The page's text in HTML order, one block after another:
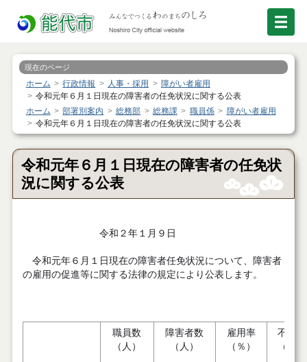
現在のページ
ホーム 行政情報 人事・採用
障がい者雇用
令和元年６月１日現在の障害者の任免状況に関する公表
ホーム
部署別案内 総務部 総務課 職員係
障がい者雇用
令和元年６月１日現在の障害者の任免状況に関する公表
令和元年６月１日現在の障害者の任免状
況に関する公表
令和２年１月９日
令和元年６月１日現在の障害者任免状況について、障害者
の雇用の促進等に関する法律の規定により公表します。
職員数
（人）
障害者数
（人）
雇用率
（％）
不足数
（人）